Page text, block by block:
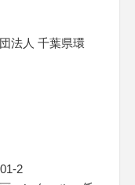
法人 千葉県環
2